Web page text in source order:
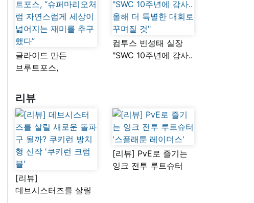
글라이드 만든
브루트포스,
자연스럽게 세상이
넓어지는 재미를
추구했다”
컴투스 빈성태 실장
"SWC 10주년에 감사..
리뷰
[리뷰]
데브시스터즈를 살릴
[리뷰] PvE로 즐기는
잉크 전투 루트슈터